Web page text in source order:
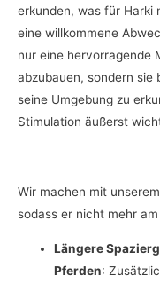
erkunden, was für Harki
eine willkommene
nur eine hervorragende
abzubauen, sondern sie
seine Umgebung zu
Stimulation äußerst
Wir machen mit
sodass er nicht mehr
Längere
Pferden: